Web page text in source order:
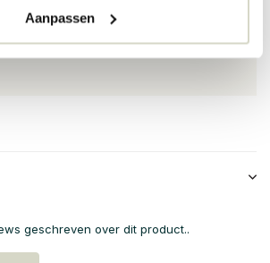
Aanpassen
95500014
geschreven over dit product..